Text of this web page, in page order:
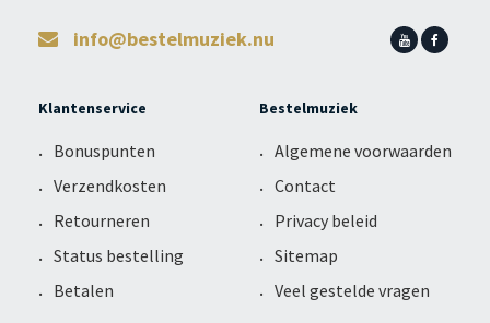
info@bestelmuziek.nu
Klantenservice
Bonuspunten
Verzendkosten
Retourneren
Status bestelling
Betalen
Bestelmuziek
Algemene voorwaarden
Contact
Privacy beleid
Sitemap
Veel gestelde vragen